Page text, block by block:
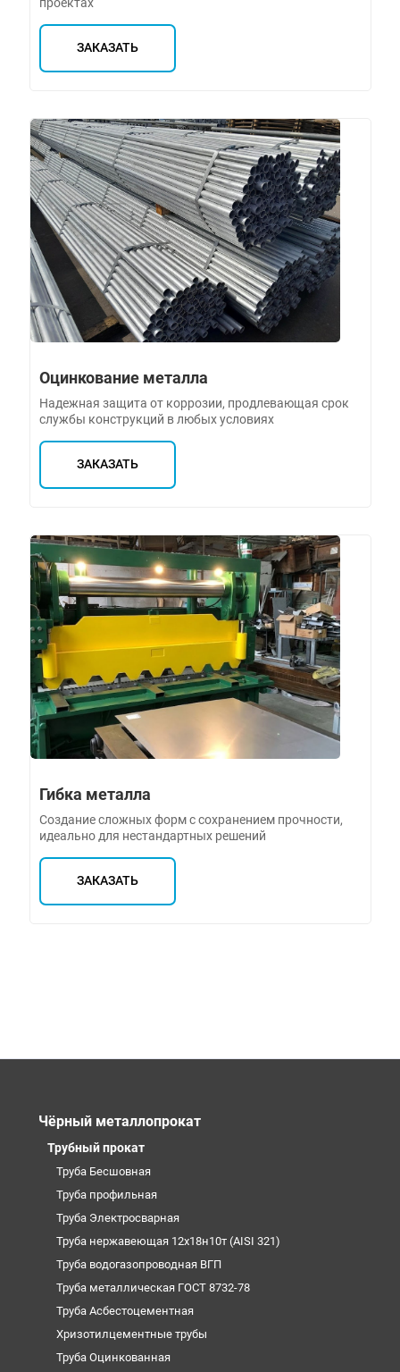
ЗАКАЗАТЬ
Оцинкование металла
Надежная защита от коррозии, продлевающая срок
службы конструкций в любых условиях
ЗАКАЗАТЬ
Гибка металла
Создание сложных форм с сохранением прочности,
идеально для нестандартных решений
ЗАКАЗАТЬ
Чёрный металлопрокат
Трубный прокат
Труба Бесшовная
Труба профильная
Труба Электросварная
Труба нержавеющая 12х18н10т (AISI 321)
Труба водогазопроводная ВГП
Труба металлическая ГОСТ 8732-78
Труба Асбестоцементная
Хризотилцементные трубы
Труба Оцинкованная